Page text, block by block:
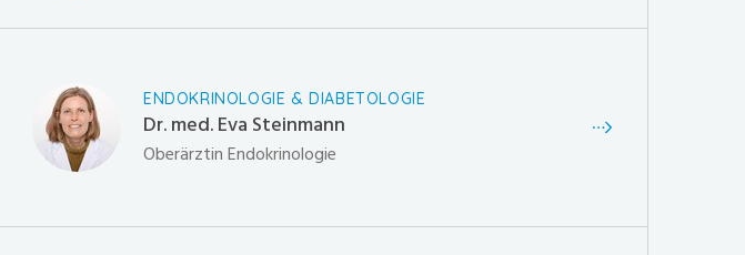
ENDOKRINOLOGIE & DIABETOLOGIE
Dr. med. Eva Steinmann
Oberärztin Endokrinologie